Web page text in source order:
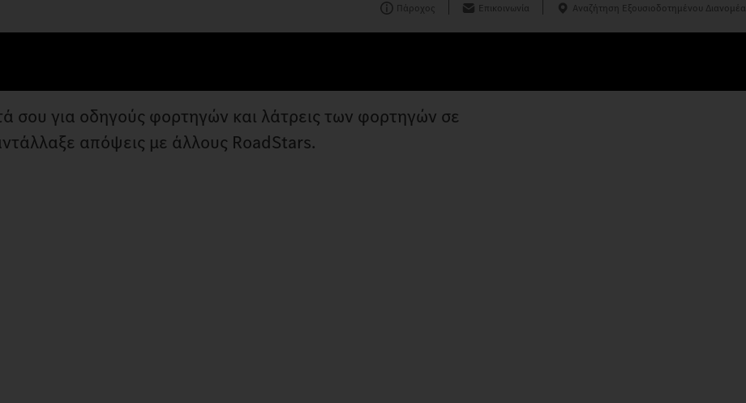
Πάροχος Επικοινωνία Αναζήτηση Εξουσιοδοτημένου Διανομέα
σου για οδηγούς φορτηγών και λάτρεις των φορτηγών σε
απόψεις με άλλους RoadStars.